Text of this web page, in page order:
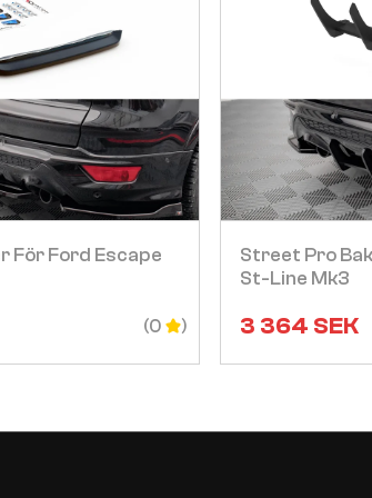
För Ford Escape
(0
Street Pro
St-Line Mk3
3 364 SEK